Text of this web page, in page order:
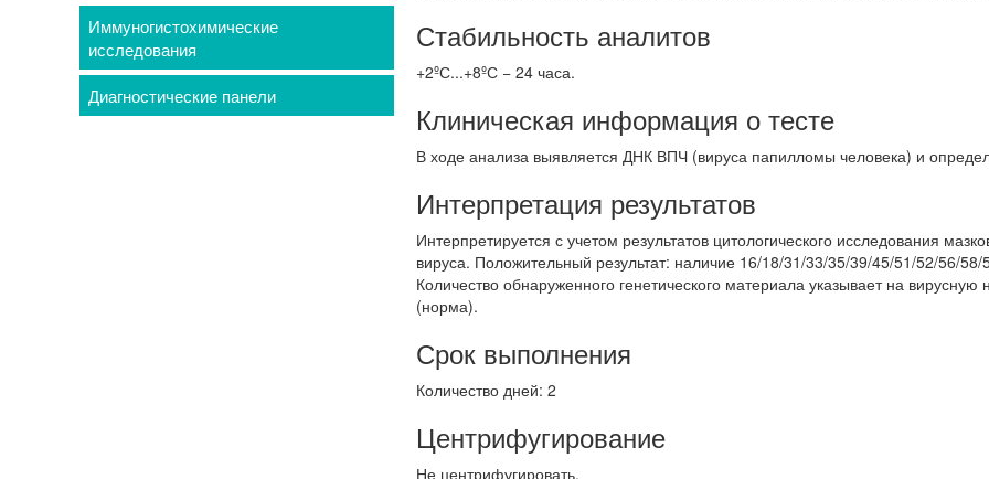
Иммуногистохимические
исследования
Диагностические панели
Стабильность аналитов
+2ºС...+8ºС − 24 часа.
Клиническая информация о тесте
В ходе анализа выявляется ДНК ВПЧ (вируса папилломы человека) и
Интерпретация результатов
Интерпретируется с учетом результатов цитологического исследования
вируса. Положительный результат: наличие 16/18/31/33/35/39/45/51/52/56/
Количество обнаруженного генетического материала указывает на вирусную
(норма).
Срок выполнения
Количество дней: 2
Центрифугирование
Не центрифугировать.